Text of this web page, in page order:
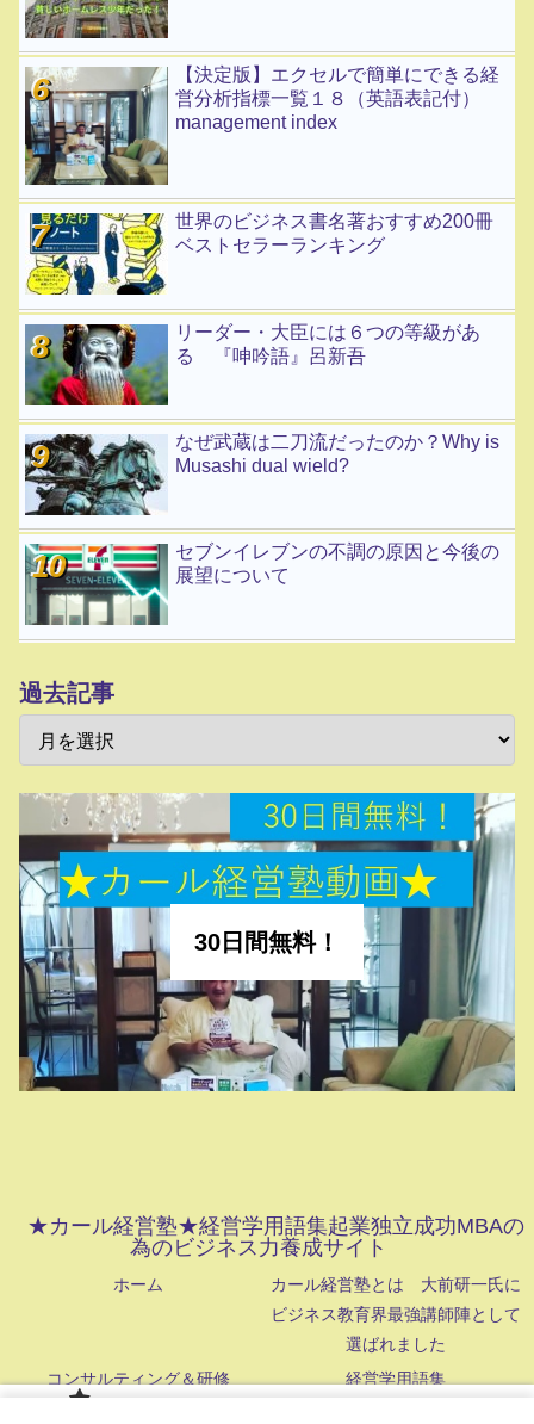
【決定版】エクセルで簡単にできる経
営分析指標一覧１８（英語表記付）
management index
世界のビジネス書名著おすすめ200冊
ベストセラーランキング
リーダー・大臣には６つの等級があ
る 『呻吟語』呂新吾
なぜ武蔵は二刀流だったのか？Why is
Musashi dual wield?
セブンイレブンの不調の原因と今後の
展望について
過去記事
30日間無料！
★カール経営塾★経営学用語集起業独立成功MBAの
為のビジネス力養成サイト
ホーム
カール経営塾とは 大前研一氏に
ビジネス教育界最強講師陣として
選ばれました
コンサルティング＆研修
経営学用語集